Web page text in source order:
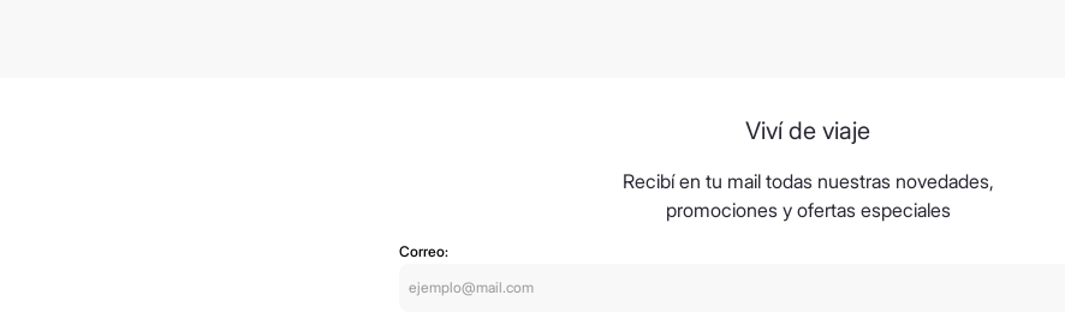
Viví de viaje
Recibí en tu mail todas nuestras novedades,
promociones y ofertas especiales
Correo: